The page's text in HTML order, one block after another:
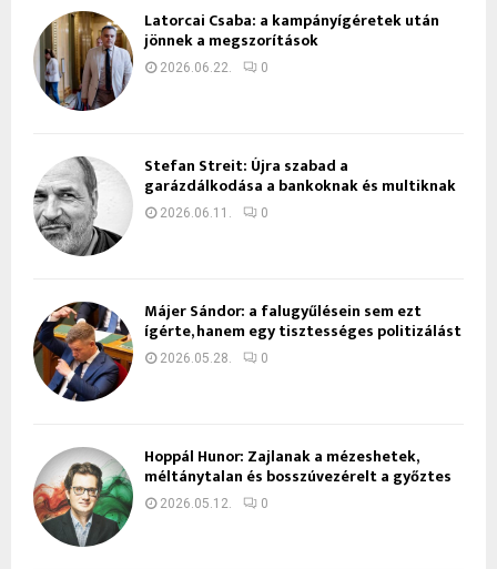
Latorcai Csaba: a kampányígéretek után
jönnek a megszorítások
2026.06.22. 0
Stefan Streit: Újra szabad a
garázdálkodása a bankoknak és multiknak
2026.06.11. 0
Májer Sándor: a falugyűlésein sem ezt
ígérte, hanem egy tisztességes politizálást
2026.05.28. 0
Hoppál Hunor: Zajlanak a mézeshetek,
méltánytalan és bosszúvezérelt a győztes
2026.05.12. 0